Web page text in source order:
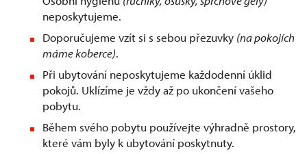
neposkytujeme.
Doporučujeme vzít si s sebou přezuvky (na pokojích
máme koberce).
Při ubytování neposkytujeme každodenní úklid
pokojů. Uklízíme je vždy až po ukončení vašeho
pobytu.
Během svého pobytu používejte výhradně prostory,
které vám byly k ubytování poskytnuty.